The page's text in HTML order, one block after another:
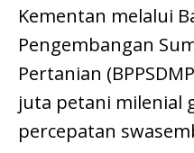
Kementan melalui
Pengembangan
Pertanian
juta petani milenial
percepatan